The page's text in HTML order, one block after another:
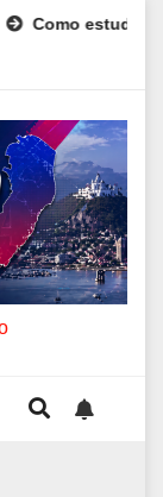
para o